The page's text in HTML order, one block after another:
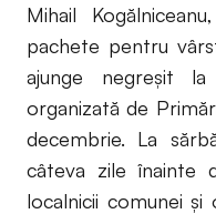
Mihail
pachete pentru
ajunge negreșit
organizată de
decembrie. La
câteva zile înainte
localnicii comunei